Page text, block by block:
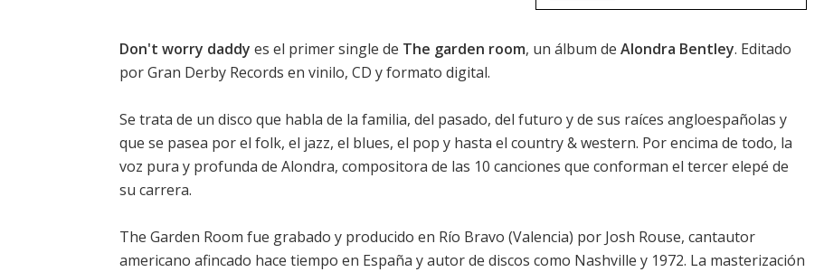
Don't worry daddy es el primer single de The garden room, un álbum de Alondra Bentley. Editado
por Gran Derby Records en vinilo, CD y formato digital.
Se trata de un disco que habla de la familia, del pasado, del futuro y de sus raíces angloespañolas y
que se pasea por el folk, el jazz, el blues, el pop y hasta el country & western. Por encima de todo, la
voz pura y profunda de Alondra, compositora de las 10 canciones que conforman el tercer elepé de
su carrera.
The Garden Room fue grabado y producido en Río Bravo (Valencia) por Josh Rouse, cantautor
americano afincado hace tiempo en España y autor de discos como Nashville y 1972. La masterización